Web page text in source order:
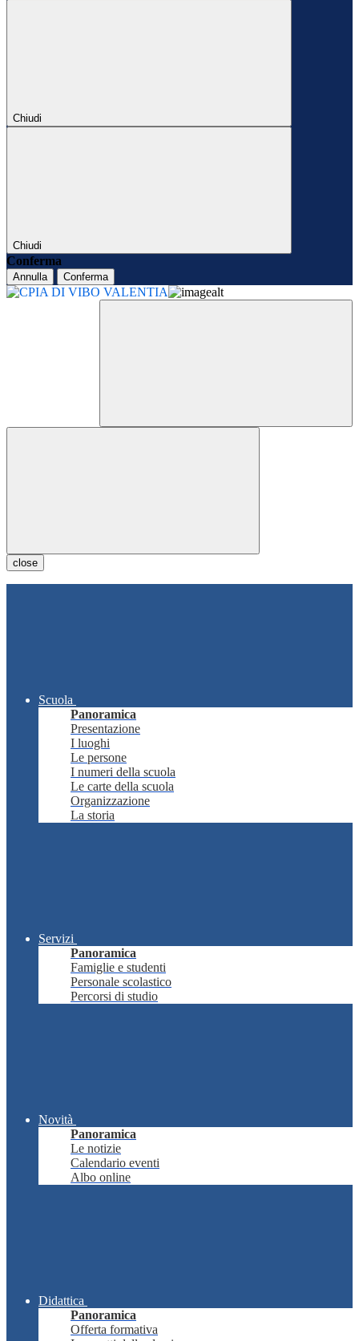
Chiudi
Chiudi
Conferma
Annulla Conferma
close
Scuola
Panoramica
Presentazione
I luoghi
Le persone
I numeri della scuola
Le carte della scuola
Organizzazione
La storia
Servizi
Panoramica
Famiglie e studenti
Personale scolastico
Percorsi di studio
Novità
Panoramica
Le notizie
Calendario eventi
Albo online
Didattica
Panoramica
Offerta formativa